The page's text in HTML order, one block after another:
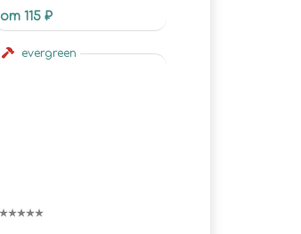
20 М
от 115 ₽
evergreen